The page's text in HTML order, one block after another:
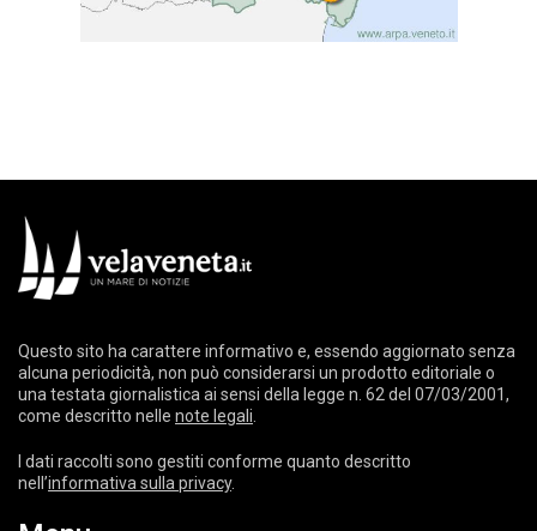
Questo sito ha carattere informativo e, essendo aggiornato senza
alcuna periodicità, non può considerarsi un prodotto editoriale o
una testata giornalistica ai sensi della legge n. 62 del 07/03/2001,
come descritto nelle note legali
I dati raccolti sono gestiti conforme quanto descritto
nell’informativa sulla privacy.